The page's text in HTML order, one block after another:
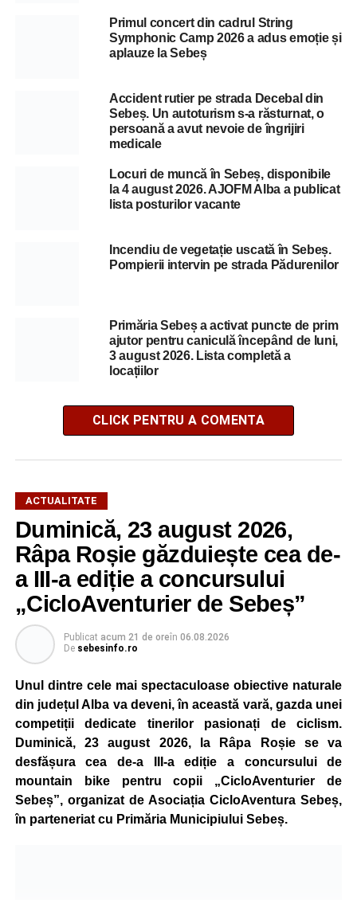
Primul concert din cadrul String
Symphonic Camp 2026 a adus emoție și
aplauze la Sebeș
Accident rutier pe strada Decebal din
Sebeș. Un autoturism s-a răsturnat, o
persoană a avut nevoie de îngrijiri
medicale
Locuri de muncă în Sebeș, disponibile
la 4 august 2026. AJOFM Alba a publicat
lista posturilor vacante
Incendiu de vegetație uscată în Sebeș.
Pompierii intervin pe strada Pădurenilor
Primăria Sebeș a activat puncte de prim
ajutor pentru caniculă începând de luni,
3 august 2026. Lista completă a
locațiilor
CLICK PENTRU A COMENTA
ACTUALITATE
Duminică, 23 august 2026,
Râpa Roșie găzduiește cea de-
a III-a ediție a concursului
„CicloAventurier de Sebeș”
Publicat acum 21 de oreîn 06.08.2026
De sebesinfo.ro
Unul dintre cele mai spectaculoase obiective naturale
din județul Alba va deveni, în această vară, gazda unei
competiții dedicate tinerilor pasionați de ciclism.
Duminică, 23 august 2026, la Râpa Roșie se va
desfășura cea de-a III-a ediție a concursului de
mountain bike pentru copii „CicloAventurier de
Sebeș”, organizat de Asociația CicloAventura Sebeș,
în parteneriat cu Primăria Municipiului Sebeș.